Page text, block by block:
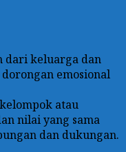
dari keluarga dan
emosional
atau
nilai yang sama
dan dukungan.